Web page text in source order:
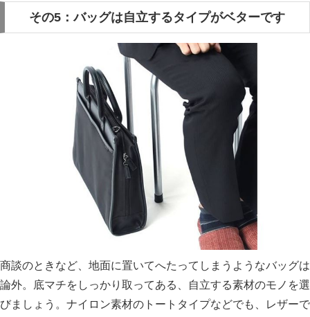
その5：バッグは自立するタイプがベターです
商談のときなど、地面に置いてへたってしまうようなバッグは
論外。底マチをしっかり取ってある、自立する素材のモノを選
びましょう。ナイロン素材のトートタイプなどでも、レザーで